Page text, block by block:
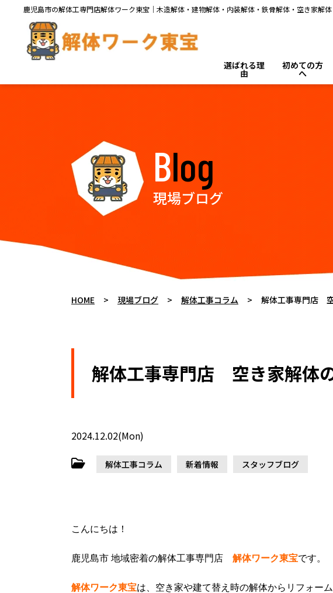
鹿児島市の解体工専門店解体ワーク東宝｜木造解体・建物解体・内装解体・鉄骨解体・空き家解体
選ばれる理
由
初めての方
へ
Blog
現場ブログ
HOME > 現場ブログ > 解体工事コラム > 解体工事専門店 空
解体工事専門店 空き家解体
2024.12.02(Mon)
解体工事コラム 新着情報 スタッフブログ
こんにちは！
鹿児島市 地域密着の解体工事専門店 解体ワーク東宝です。
解体ワーク東宝は、空き家や建て替え時の解体からリフォー